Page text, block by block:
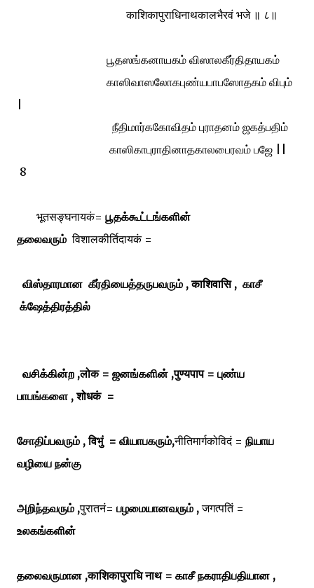
काशिकापुराधिनाथकालभैरवं भजे ॥ ८॥
பூதஸங்கனாயகம் விஸாலகீர்திதாயகம்
காஸிவாஸலோகபுண்யபாபஸோதகம் விபும்
நீதிமார்ககோவிதம் புராதனம் ஜகத்பதிம்
காஸிகாபுராதினாதகாலபைரவம் பஜே ||
8
भूतसङ्घनायकं= பூதக்கூட்டங்களின்
தலைவரும் विशालकीर्तिदायकं =
விஸ்தாரமான கீர்தியைத்தருபவரும் , काशिवासि , காசீ
க்ஷேத்திரத்தில்
வசிக்கின்ற ,लोक = ஜனங்களின் ,पुण्यपाप = புண்ய
பாபங்களை , शोधकं =
சோதிப்பவரும் , विभुं = வியாபகரும்,नीतिमार्गकोविदं = நியாய
வழியை நன்கு
அறிந்தவரும் ,पुरातनं= பழமையானவரும் ,जगत्पतिं =
உலகங்களின்
தலைவருமான ,काशिकापुराधि नाथ = காசீ நகராதிபதியான ,